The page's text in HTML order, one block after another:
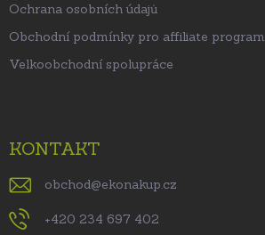
Ochrana osobních údajů
Obchodní podmínky pro affiliate program
Velkoobchodní spolupráce
KONTAKT
obchod@ekonakup.cz
+420 234 697 402